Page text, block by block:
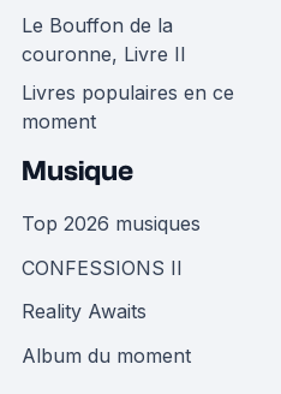
Le Bouffon de la
couronne, Livre II
Livres populaires en ce
moment
Musique
Top 2026 musiques
CONFESSIONS II
Reality Awaits
Album du moment